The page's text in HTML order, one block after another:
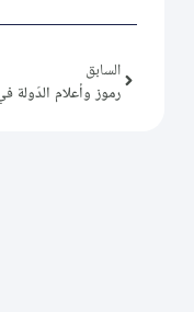
السابق